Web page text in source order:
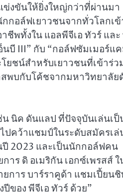
ข่งขันให้ยิ่งใหญ่กว่าที่ผ่านมา
กอล์ฟเยาวชนจากทั่วโลกเข้
ชีพทั้งใน แอลพีจีเอ ทัวร์ และ
นบี III” กับ “กอล์ฟซัมเมอร์แ
ยชน์สำหรับเยาวชนที่เข้าร่ว
สพบกับโค้ชจากมหาวิทยาลัย
นิค ดันแลป ที่ปัจจุบันเล่นเป็
ปคว้าแชมป์ในระดับสมัครเล่
ปี 2023 และเป็นนักกอล์ฟคน
ร ดิ อเมริกัน เอกซ์เพรสส์ ใ
การ บาร์ราคูด้า แชมเปี้ยน
ของ พีจีเอ ทัวร์ ด้วย”